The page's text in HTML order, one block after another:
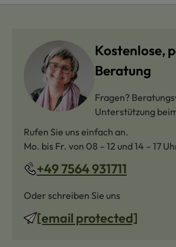
Kostenlose,
Beratung
Fragen?
Unterstützung
Rufen Sie uns einfach an.
Mo. bis Fr. von 08 – 12 und 14 – 17
+49 7564 931711
Oder schreiben Sie uns
[email protected]